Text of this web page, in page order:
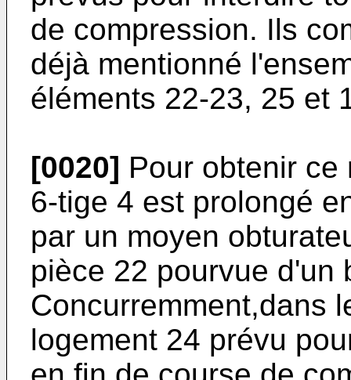
de compression. Ils
déjà mentionné
éléments 22-23, 25 et
[0020] Pour obtenir
6-tige 4 est prolongé
par un moyen
pièce 22 pourvue d'un
Concurremment,dans
logement 24 prévu